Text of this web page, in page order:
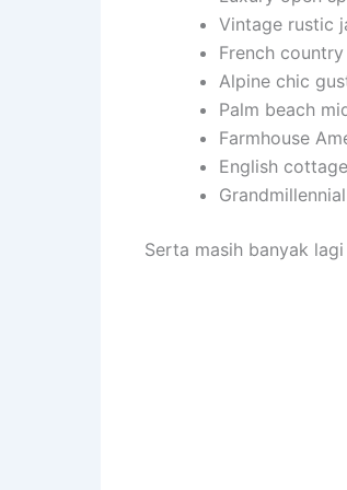
Vintage rustic
French
Alpine chic
Palm beach
Farmhouse
English
Serta masih banyak